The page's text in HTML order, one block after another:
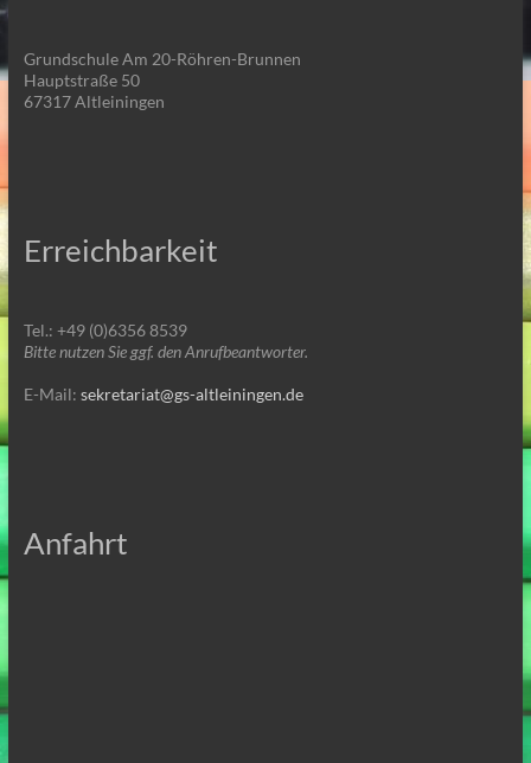
Grundschule Am 20-Röhren-Brunnen
Hauptstraße 50
67317 Altleiningen
Erreichbarkeit
Tel.: +49 (0)6356 8539
Bitte nutzen Sie ggf. den Anrufbeantworter.
E-Mail: sekretariat@gs-altleiningen.de
Anfahrt